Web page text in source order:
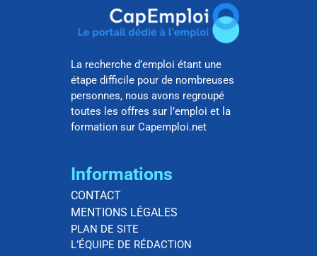
La recherche d’emploi étant une
étape difficile pour de nombreuses
personnes, nous avons regroupé
toutes les offres sur l’emploi et la
formation sur Capemploi.net
Informations
CONTACT
MENTIONS LÉGALES
PLAN DE SITE
L’ÉQUIPE DE RÉDACTION